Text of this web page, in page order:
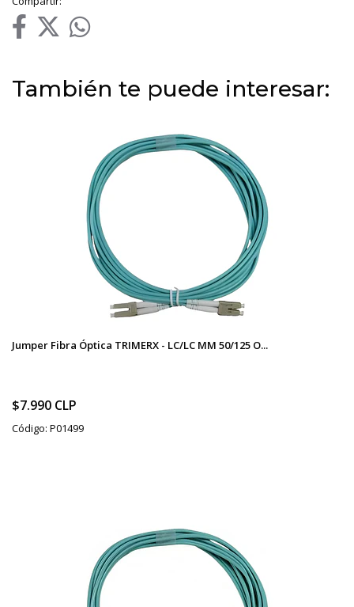
También te puede interesar:
Jumper Fibra Óptica TRIMERX - LC/LC MM 50/125 O...
$7.990 CLP
Código: P01499